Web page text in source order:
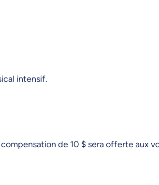
intensif.
de 10 $ sera offerte aux